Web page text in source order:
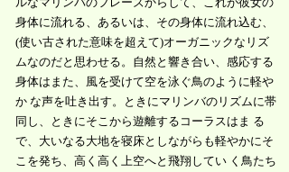
身体に流れる、あるいは、その身体に流れ込む、
(使い古された意味を超えて)オーガニックなリズ
ムなのだと思わせる。自然と響き合い、感応する
身体はまた、風を受けて空を泳ぐ鳥のように軽や
か な声を吐き出す。ときにマリンバのリズムに帯
同し、ときにそこから遊離するコーラスはま る
で、大いなる大地を寝床としながらも軽やかにそ
こを発ち、高く高く上空へと飛翔してい く鳥たち